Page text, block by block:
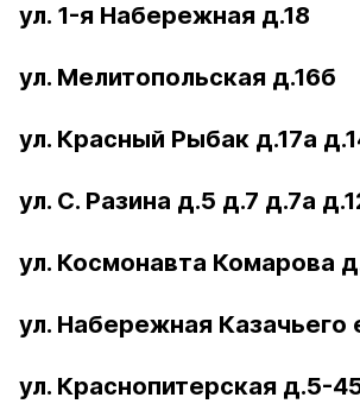
ул. 1-я Набережная д.18
ул. Мелитопольская д.16б
ул. Красный Рыбак д.17а
ул. С. Разина д.5 д.7 д.7а
ул. Космонавта Комарова
ул. Набережная Казачьего
ул. Краснопитерская д.5-